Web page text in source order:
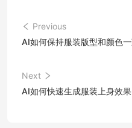
Previous
AI如何保持服装版型和颜色一
Next
AI如何快速生成服装上身效果